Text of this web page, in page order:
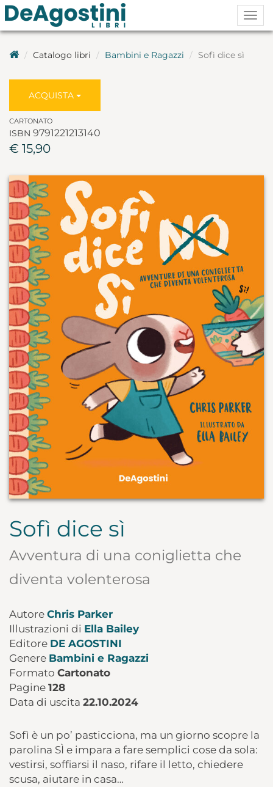
Catalogo libri Bambini e Ragazzi Sofì dice sì
ACQUISTA
CARTONATO
ISBN 9791221213140
€ 15,90
Sofì dice sì
Avventura di una coniglietta che
diventa volenterosa
Autore Chris Parker
Illustrazioni di Ella Bailey
Editore DE AGOSTINI
Genere Bambini e Ragazzi
Formato Cartonato
Pagine 128
Data di uscita 22.10.2024
Sofì è un po’ pasticciona, ma un giorno scopre la
parolina SÌ e impara a fare semplici cose da sola:
vestirsi, soffiarsi il naso, rifare il letto, chiedere
scusa, aiutare in casa…